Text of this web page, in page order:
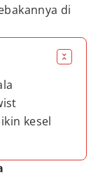
di
kesel